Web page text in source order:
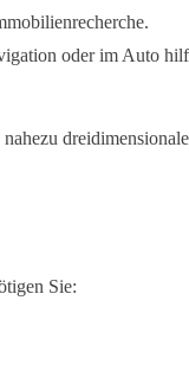
oder im Auto
Sie: